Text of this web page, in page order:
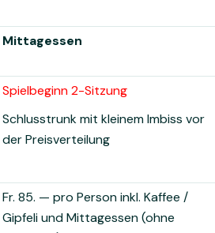
Mittagessen
Spielbeginn 2-Sitzung
Schlusstrunk mit kleinem Imbiss vor
der Preisverteilung
Fr. 85. — pro Personinkl. Kaffee /
Gipfeli und Mittagessen (ohne